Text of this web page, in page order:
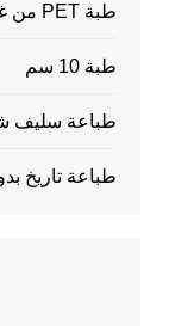
طبة PET من غير كرتون
طبة 10 سم
طباعة سليف
طباعة تاريخ